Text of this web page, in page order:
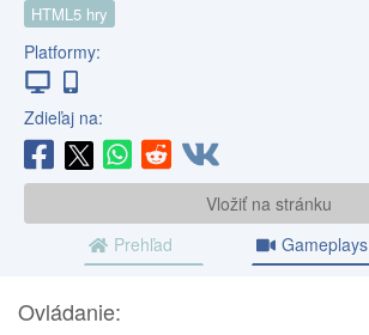
HTML5 hry
Platformy:
Zdieľaj na:
Vložiť na stránku
Prehľad
Gameplays
Ovládanie: